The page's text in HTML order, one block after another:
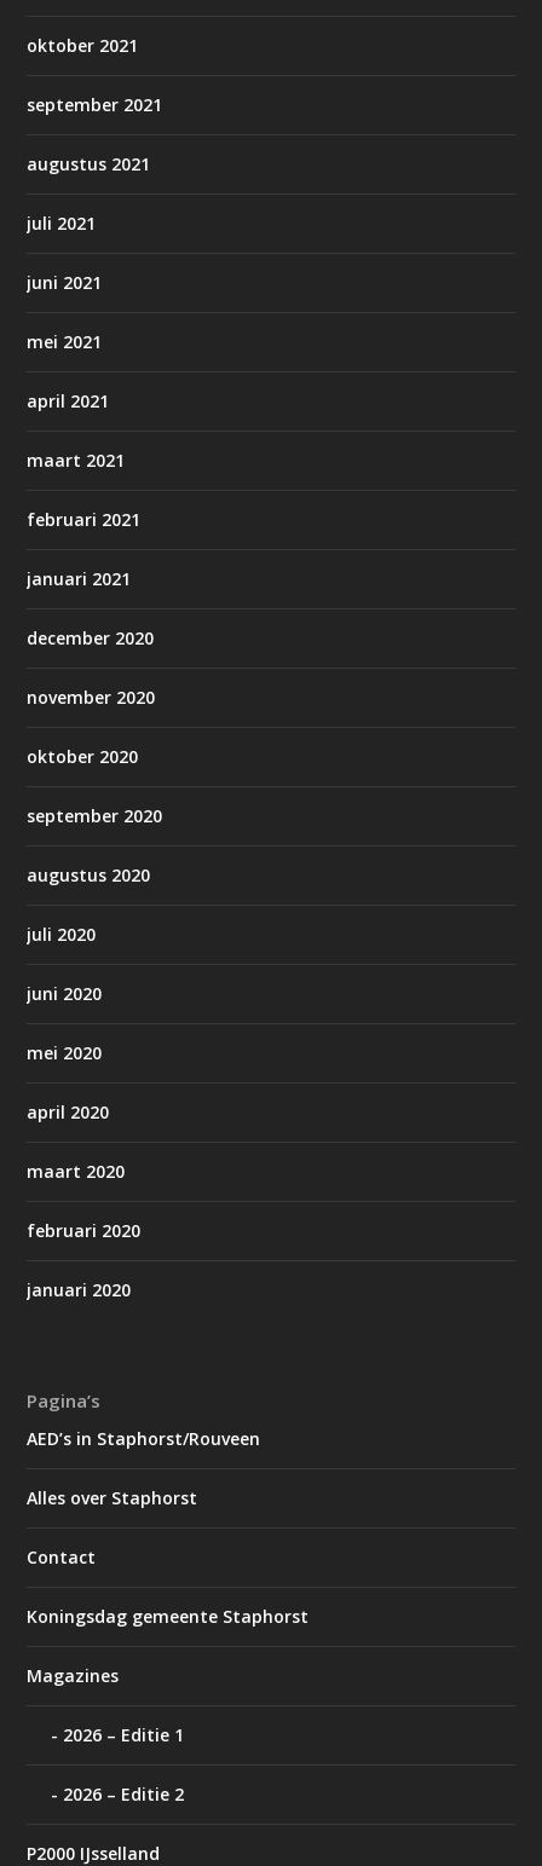
oktober 2021
september 2021
augustus 2021
juli 2021
juni 2021
mei 2021
april 2021
maart 2021
februari 2021
januari 2021
december 2020
november 2020
oktober 2020
september 2020
augustus 2020
juli 2020
juni 2020
mei 2020
april 2020
maart 2020
februari 2020
januari 2020
Pagina’s
AED’s in Staphorst/Rouveen
Alles over Staphorst
Contact
Koningsdag gemeente Staphorst
Magazines
2026 – Editie 1
2026 – Editie 2
P2000 IJsselland